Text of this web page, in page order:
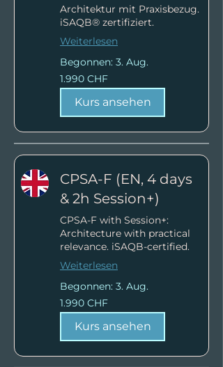
Architektur mit Praxisbezug.
iSAQB® zertifiziert.
Weiterlesen
Begonnen: 3. Aug.
1.990
Schweizer
Franken
1.990 CHF
Kurs ansehen
CPSA-F (EN, 4 days
& 2h Session+)
CPSA-F with Session+:
Architecture with practical
relevance. iSAQB-certified.
Weiterlesen
Begonnen: 3. Aug.
1.990
Schweizer
Franken
1.990 CHF
Kurs ansehen